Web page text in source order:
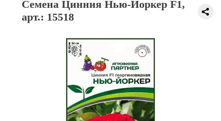
Семена Цинния Нью-Йоркер F1,
арт.: 15518